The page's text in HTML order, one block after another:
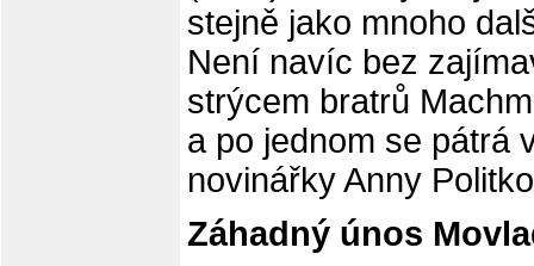
stejně jako mnoho
Není navíc bez
strýcem bratrů
a po jednom se pátrá
novinářky Anny
Záhadný únos